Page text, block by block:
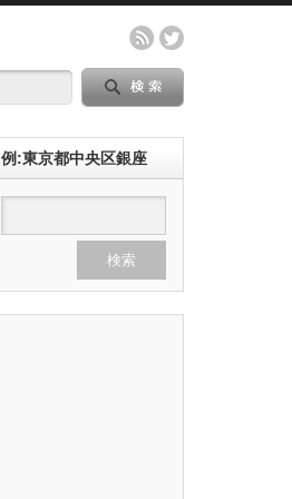
例:東京都中央区銀座